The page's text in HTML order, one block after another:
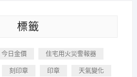
標籤
今日金價 住宅用火災警報器
刻印章 印章 天氣變化